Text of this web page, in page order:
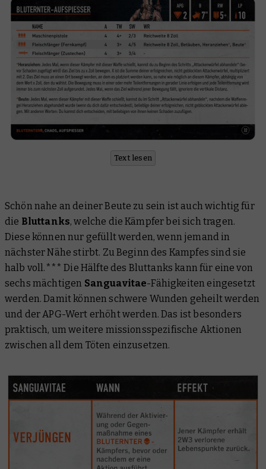
Text lesen
Schön nahe an deiner Beute zu sein ist auch wichtig für
die Bluttanks, welche die Kämpfer bei sich tragen.
Diese können nur gefüllt werden, wenn jemand in
nächster Nähe stirbt. Zu Beginn des Kampfes sind sie
halb voll.*** Die Hälfte des Bluttanks kann für eine von
sechs mächtigen Sanguavitae-Fähigkeiten eingesetzt
werden. Damit können schwere Wunden geheilt werden
und der APG-Wert erhöht werden. Das ist besonders
praktisch, um weitere missionsspezifische Aktionen
zwischen all dem Töten einzusetzen.